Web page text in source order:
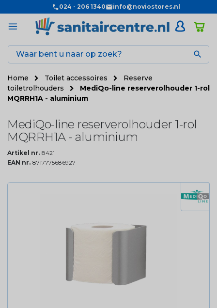
024 - 206 1340 info@noviostores.nl

Home Toilet accessoires
Reserve
toiletrolhouders
MediQo-line reserverolhouder 1-rol
MQRRH1A - aluminium
MediQo-line reserverolhouder 1-rol
MQRRH1A - aluminium
Artikel nr. 8421
EAN nr. 8717775686927